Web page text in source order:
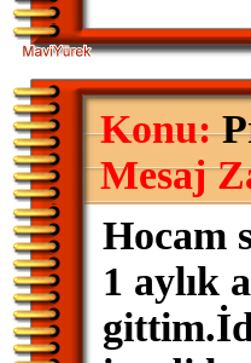
Konu:
Mesaj
Hocam
1 aylık